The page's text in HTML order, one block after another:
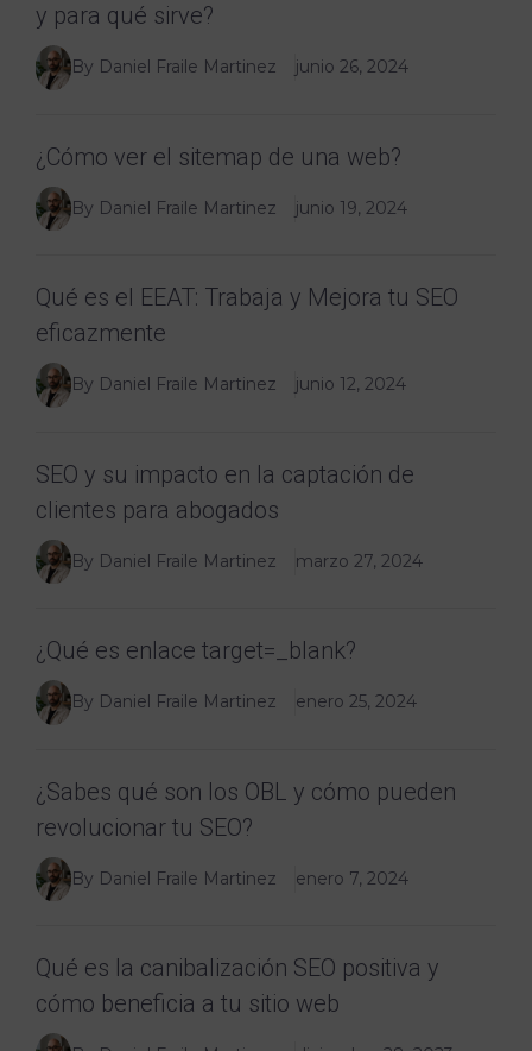
y para qué sirve?
By Daniel Fraile Martinez junio 26, 2024
¿Cómo ver el sitemap de una web?
By Daniel Fraile Martinez junio 19, 2024
Qué es el EEAT: Trabaja y Mejora tu SEO
eficazmente
By Daniel Fraile Martinez junio 12, 2024
SEO y su impacto en la captación de
clientes para abogados
By Daniel Fraile Martinez marzo 27, 2024
¿Qué es enlace target=_blank?
By Daniel Fraile Martinez enero 25, 2024
¿Sabes qué son los OBL y cómo pueden
revolucionar tu SEO?
By Daniel Fraile Martinez enero 7, 2024
Qué es la canibalización SEO positiva y
cómo beneficia a tu sitio web